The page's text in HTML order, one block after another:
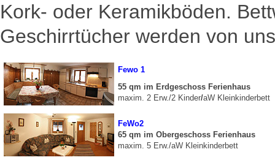
Kork- oder Keramikböden.
Geschirrtücher werden von
Fewo 1
55 qm im Erdgeschoss Ferienhaus
maxim. 2 Erw./2 Kinder/aW Kleinkinderbett
FeWo2
65 qm im Obergeschoss Ferienhaus
maxim. 5 Erw./aW Kleinkinderbett